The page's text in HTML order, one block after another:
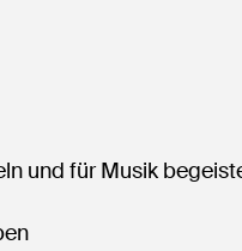
und für Musik